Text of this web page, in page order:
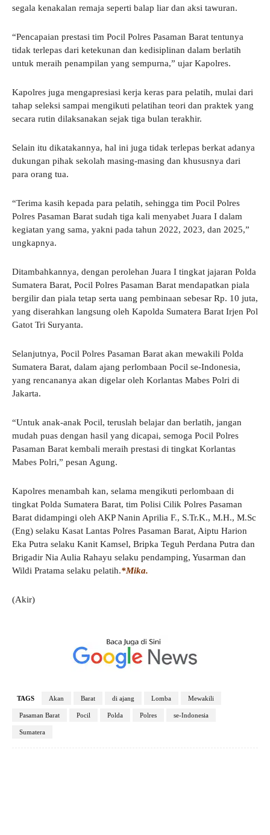
segala kenakalan remaja seperti balap liar dan aksi tawuran.
“Pencapaian prestasi tim Pocil Polres Pasaman Barat tentunya
tidak terlepas dari ketekunan dan kedisiplinan dalam berlatih
untuk meraih penampilan yang sempurna,” ujar Kapolres.
Kapolres juga mengapresiasi kerja keras para pelatih, mulai dari
tahap seleksi sampai mengikuti pelatihan teori dan praktek yang
secara rutin dilaksanakan sejak tiga bulan terakhir.
Selain itu dikatakannya, hal ini juga tidak terlepas berkat adanya
dukungan pihak sekolah masing-masing dan khususnya dari
para orang tua.
“Terima kasih kepada para pelatih, sehingga tim Pocil Polres
Polres Pasaman Barat sudah tiga kali menyabet Juara I dalam
kegiatan yang sama, yakni pada tahun 2022, 2023, dan 2025,”
ungkapnya.
Ditambahkannya, dengan perolehan Juara I tingkat jajaran Polda
Sumatera Barat, Pocil Polres Pasaman Barat mendapatkan piala
bergilir dan piala tetap serta uang pembinaan sebesar Rp. 10 juta,
yang diserahkan langsung oleh Kapolda Sumatera Barat Irjen Pol
Gatot Tri Suryanta.
Selanjutnya, Pocil Polres Pasaman Barat akan mewakili Polda
Sumatera Barat, dalam ajang perlombaan Pocil se-Indonesia,
yang rencananya akan digelar oleh Korlantas Mabes Polri di
Jakarta.
“Untuk anak-anak Pocil, teruslah belajar dan berlatih, jangan
mudah puas dengan hasil yang dicapai, semoga Pocil Polres
Pasaman Barat kembali meraih prestasi di tingkat Korlantas
Mabes Polri,” pesan Agung.
Kapolres menambah kan, selama mengikuti perlombaan di
tingkat Polda Sumatera Barat, tim Polisi Cilik Polres Pasaman
Barat didampingi oleh AKP Nanin Aprilia F., S.Tr.K., M.H., M.Sc
(Eng) selaku Kasat Lantas Polres Pasaman Barat, Aiptu Harion
Eka Putra selaku Kanit Kamsel, Bripka Teguh Perdana Putra dan
Brigadir Nia Aulia Rahayu selaku pendamping, Yusarman dan
Wildi Pratama selaku pelatih.*Mika.
(Akir)
TAGS Akan Barat di ajang Lomba Mewakili
Pasaman Barat Pocil Polda Polres se-Indonesia
Sumatera